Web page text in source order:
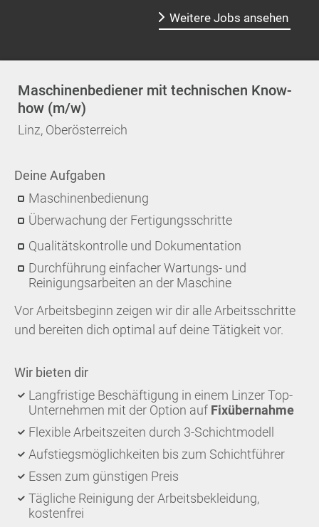
Weitere Jobs ansehen
Maschinenbediener mit technischen Know-
how (m/w)
Linz, Oberösterreich
Deine Aufgaben
Maschinenbedienung
Überwachung der Fertigungsschritte
Qualitätskontrolle und Dokumentation
Durchführung einfacher Wartungs- und
Reinigungsarbeiten an der Maschine
Vor Arbeitsbeginn zeigen wir dir alle Arbeitsschritte
und bereiten dich optimal auf deine Tätigkeit vor.
Wir bieten dir
Langfristige Beschäftigung in einem Linzer Top-
Unternehmen mit der Option auf Fixübernahme
Flexible Arbeitszeiten durch 3-Schichtmodell
Aufstiegsmöglichkeiten bis zum Schichtführer
Essen zum günstigen Preis
Tägliche Reinigung der Arbeitsbekleidung,
kostenfrei